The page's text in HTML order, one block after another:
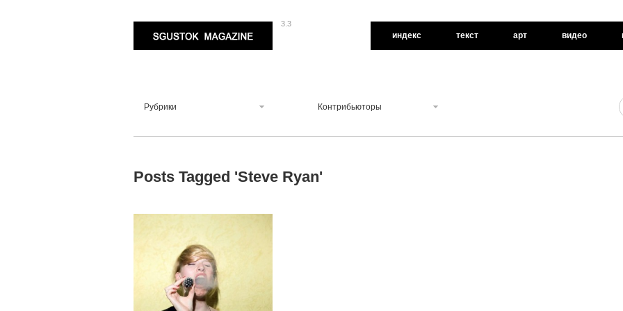
3.3
индекс текст арт видео
Рубрики Контрибьюторы
Posts Tagged 'Steve Ryan'